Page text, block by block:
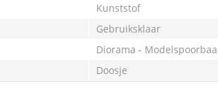
Kunststof
Gebruiksklaar
Diorama -
Doosje